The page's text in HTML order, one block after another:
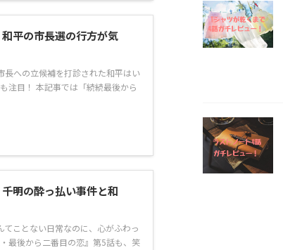
平の市長選の行方が気
長への立候補を打診された和平はい
注目！ 本記事では「続続最後から
明の酔っ払い事件と和
ことない日常なのに、心がふわっ
最後から二番目の恋』第5話も、笑